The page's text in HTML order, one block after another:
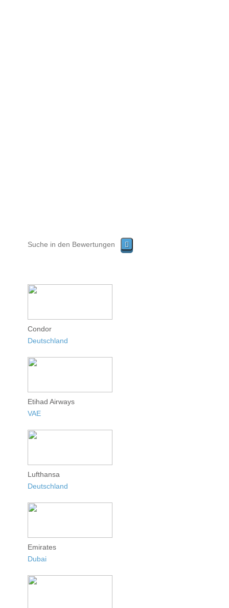
Condor
Deutschland
Etihad Airways
VAE
Lufthansa
Deutschland
Emirates
Dubai